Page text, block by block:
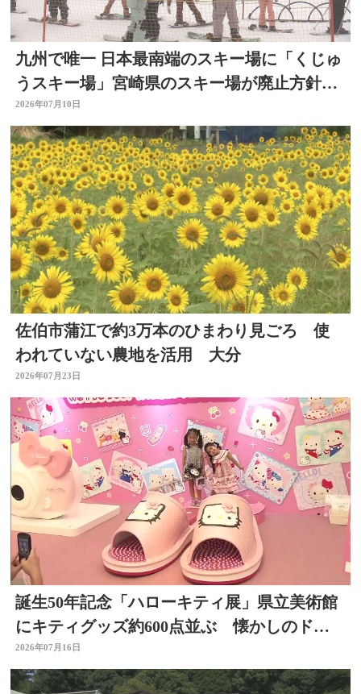
九州で唯一 日本最南端のスキー場に「くじゅ
うスキー場」宮崎県のスキー場が廃止方針
で 大分
2026年07月10日
佐伯市蒲江で約3万本のひまわり見ごろ 使
われていない農地を活用 大分
2026年07月23日
誕生50年記念「ハローキティ展」県立美術館
にキティグッズ約600点並ぶ 懐かしのドラ
イヤーなど 大分
2026年07月16日